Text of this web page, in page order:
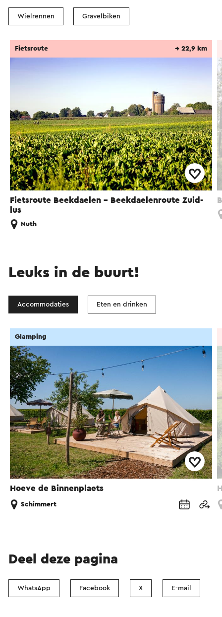
Wielrennen Gravelbiken
Fietsroute Beekdaelen - Beekdaelenroute Zuid-
lus
Fietsroute → 22,9 km
Nuth
Leuks in de buurt!
Accommodaties Eten en drinken
Hoeve de Binnenplaets
Glamping
Schimmert
Deel deze pagina
WhatsApp Facebook X E-mail